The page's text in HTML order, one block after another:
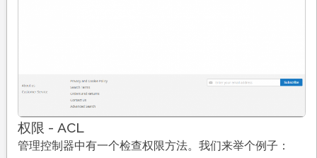
权限 - ACL
管理控制器中有一个检查权限方法。我们来举个例子：